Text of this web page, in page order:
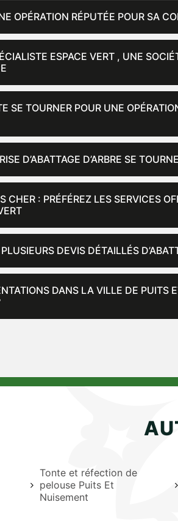
OPÉRATION RÉPUTÉE POUR SA
ESPACE VERT , UNE
SE TOURNER POUR UNE
D’ABATTAGE D’ARBRE SE
CHER : PRÉFÉREZ LES SERVICES
DEVIS DÉTAILLÉS
DANS LA VILLE DE PUITS
Tonte et réfection de
pelouse Puits Et
Nuisement